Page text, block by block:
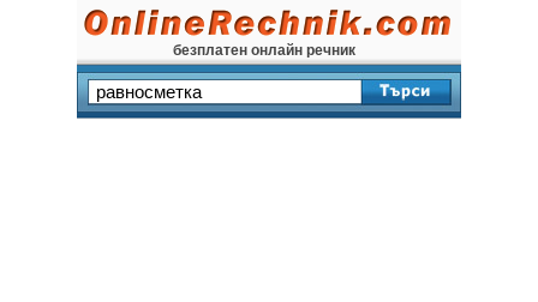
безплатен онлайн речник